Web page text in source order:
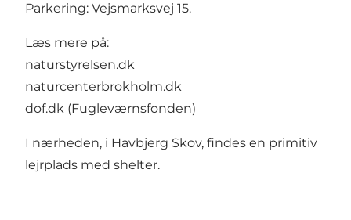
Parkering: Vejsmarksvej 15.
Læs mere på:
naturstyrelsen.dk
naturcenterbrokholm.dk
dof.dk (Fugleværnsfonden)
I nærheden, i Havbjerg Skov, findes en primitiv
lejrplads med shelter.